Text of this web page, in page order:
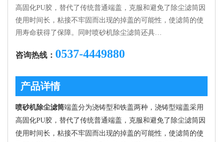
高固化PU胶，替代了传统普通端盖，克服和避免了除尘滤筒因
使用时间长，粘接不牢固而出现的掉盖的可能性，使滤筒的使
用寿命获得了保障。同时喷砂机除尘滤筒还具…
咨询热线： 0537-4449880
产品详情
喷砂机除尘滤筒端盖分为浇铸型和铁盖两种，浇铸型端盖采用
高固化PU胶，替代了传统普通端盖，克服和避免了除尘滤筒因
使用时间长，粘接不牢固而出现的掉盖的可能性，使滤筒的使